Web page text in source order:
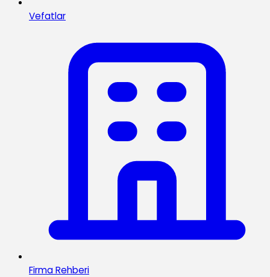
Vefatlar
Firma Rehberi